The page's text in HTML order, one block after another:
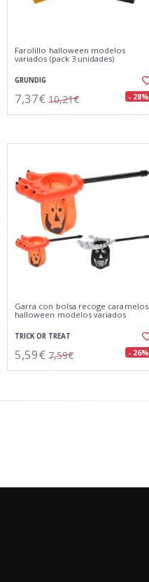
Farolillo halloween modelos
variados (pack 3 unidades)
GRUNDIG
7,37€ 10,21€ - 28%
Garra con bolsa recoge caramelos
halloween modelos variados
TRICK OR TREAT
5,59€ 7,59€ - 26%